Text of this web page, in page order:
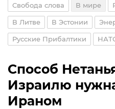
Свобода слова В мире
В Литве В Эстонии
Русские Прибалтики
Способ
Израилю
Ираном